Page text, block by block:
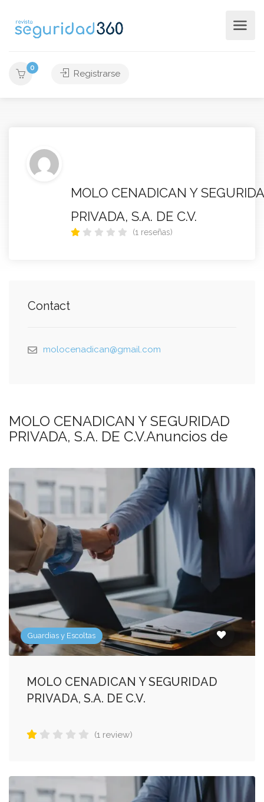
0
Registrarse
MOLO CENADICAN Y
PRIVADA, S.A. DE C.V.
(1 reseñas)
Contact
molocenadican@gmail.com
MOLO CENADICAN Y SEGURIDAD
PRIVADA, S.A. DE C.V.Anuncios de
Guardias y Escoltas
MOLO CENADICAN Y SEGURIDAD
PRIVADA, S.A. DE C.V.
(1 review)